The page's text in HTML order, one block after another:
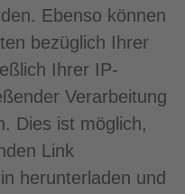
Ebenso können
bezüglich Ihrer
Ihrer IP-
Verarbeitung
Dies ist möglich,
Link
herunterladen und